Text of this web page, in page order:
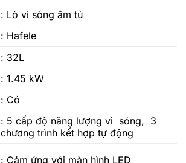
: Lò vi sóng âm tủ
: Hafele
: 32L
: 1.45 kW
: Có
: 5 cấp độ năng lượng vi sóng, 3
chương trình kết hợp tự động
: Cảm ứng với màn hình LED